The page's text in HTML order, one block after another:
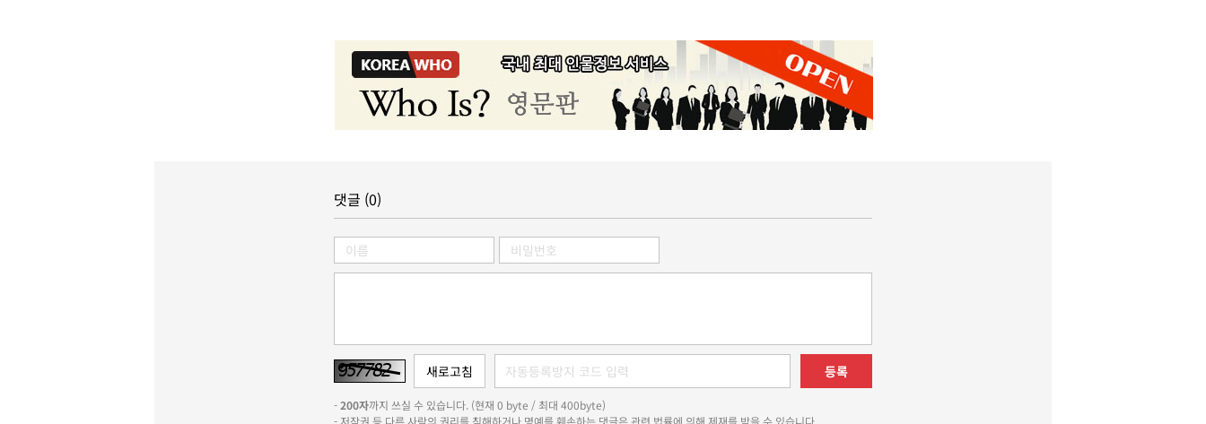
댓글 (0)
등록
-200자까지 쓰실 수 있습니다. (현재 0 byte / 최대 400byte)
- 저작권 등 다른 사람의 권리를 침해하거나 명예를 훼손하는 댓글은 관련 법률에 의해 제재를 받을 수 있습니다.